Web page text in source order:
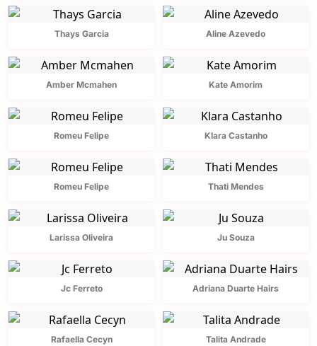
Thays Garcia Aline Azevedo
Amber Mcmahen Kate Amorim
Romeu Felipe Klara Castanho
Romeu Felipe Thati Mendes
Larissa Oliveira Ju Souza
Jc Ferreto Adriana Duarte Hairs
Rafaella Cecyn Talita Andrade